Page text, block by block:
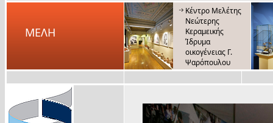
ΜΕΛΗ
Κέντρο Μελέτης
Νεώτερης
Κεραμεικής
Ίδρυμα
οικογένειας Γ.
Ψαρόπουλου